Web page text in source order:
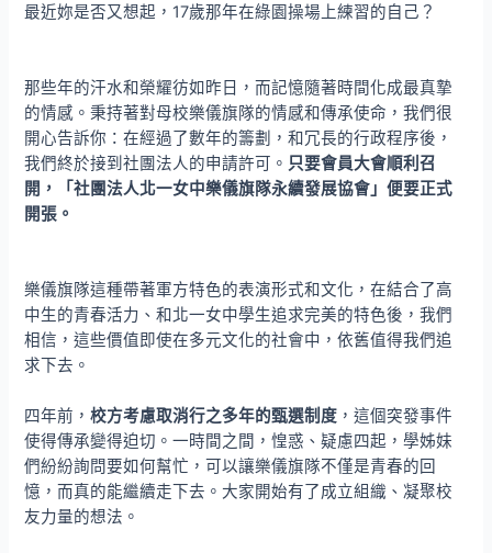
最近妳是否又想起，17歲那年在綠園操場上練習的自己？
那些年的汗水和榮耀彷如昨日，而記憶隨著時間化成最真摯
的情感。秉持著對母校樂儀旗隊的情感和傳承使命，我們很
開心告訴你：在經過了數年的籌劃，和冗長的行政程序後，
我們終於接到社團法人的申請許可。 只要會員大會順利召
開，「社團法人北一女中樂儀旗隊永續發展協會」便要正式
開張。
樂儀旗隊這種帶著軍方特色的表演形式和文化，在結合了高
中生的青春活力、和北一女中學生追求完美的特色後，我們
相信，這些價值即使在多元文化的社會中，依舊值得我們追
求下去。
四年前，校方考慮取消行之多年的甄選制度 ，這個突發事件
使得傳承變得迫切。一時間之間，惶惑、疑慮四起，學姊妹
們紛紛詢問要如何幫忙，可以讓樂儀旗隊不僅是青春的回
憶，而真的能繼續走下去。大家開始有了成立組織、凝聚校
友力量的想法。